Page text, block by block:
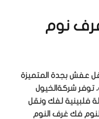
نوم
عفش بجدة المتميزة
توفر شركةالخيول
فلبينية لفك ونقل
فك غرف النوم